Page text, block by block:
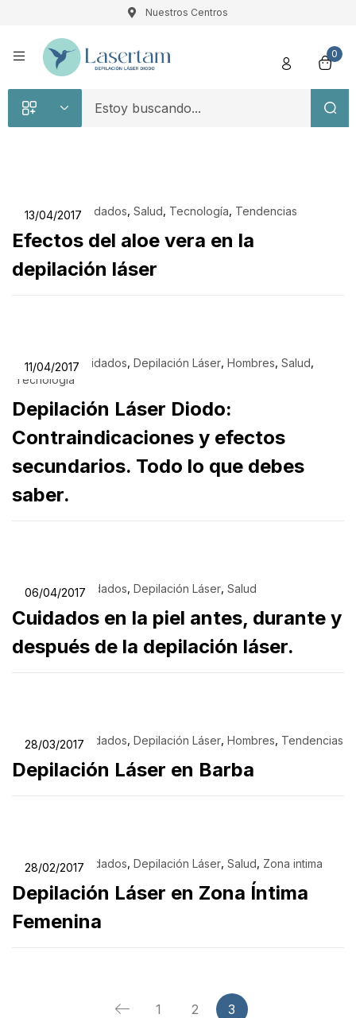
Nuestros Centros
0
13/04/2017
Belleza, Cuidados Salud Tecnología Tendencias
Efectos del aloe vera en la
depilación láser
11/04/2017
Belleza, Cuidados Depilación Láser Hombres Salud
Tecnología
Depilación Láser Diodo:
Contraindicaciones y efectos
secundarios. Todo lo que debes
saber.
06/04/2017
Belleza, Cuidados Depilación Láser Salud
Cuidados en la piel antes, durante y
después de la depilación láser.
28/03/2017
Belleza, Cuidados Depilación Láser Hombres Tendencias
Depilación Láser en Barba
28/02/2017
Belleza, Cuidados Depilación Láser Salud Zona intima
Depilación Láser en Zona Íntima
Femenina
1 2 3
Registro
Acceso